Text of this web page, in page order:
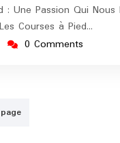
: Une Passion Qui Nous
Les Courses à Pied…
0 Comments